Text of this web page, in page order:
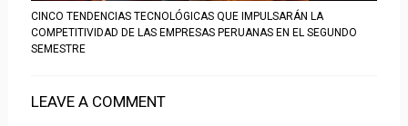
CINCO TENDENCIAS TECNOLÓGICAS QUE IMPULSARÁN LA
COMPETITIVIDAD DE LAS EMPRESAS PERUANAS EN EL SEGUNDO
SEMESTRE
LEAVE A COMMENT